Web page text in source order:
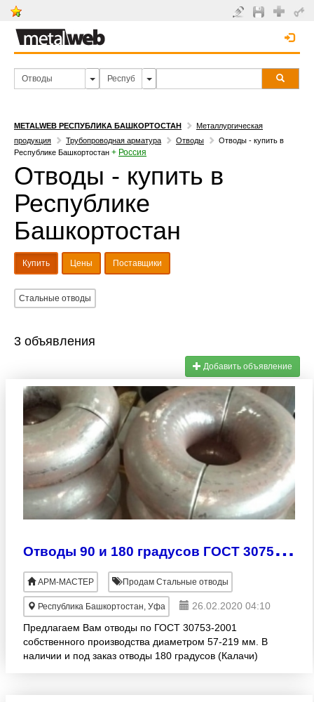
METALWEB РЕСПУБЛИКА БАШКОРТОСТАН
Металлургическая
продукция
Трубопроводная арматура Отводы
Отводы - купить в
Республике Башкортостан + Россия
Отводы - купить в
Республике
Башкортостан
Купить Цены Поставщики
Стальные отводы
3 объявления
Добавить объявление
О
тводы 90 и 180 градусов ГОСТ 30753-01 (Новое производство!) из г. Уфа
АРМ-МАСТЕР Продам Стальные отводы
Республика Башкортостан, Уфа
26.02.2020 04:10
Предлагаем Вам отводы по ГОСТ 30753-2001
собственного производства диаметром 57-219 мм. В
наличии и под заказ отводы 180 градусов (Калачи)